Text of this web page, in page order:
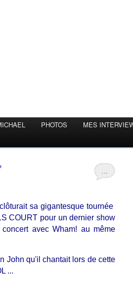
PHOTOS MES
…
clôturait sa gigantesque tournée
COURT pour un dernier show
avec Wham! au même
John qu'il chantait lors de cette
...